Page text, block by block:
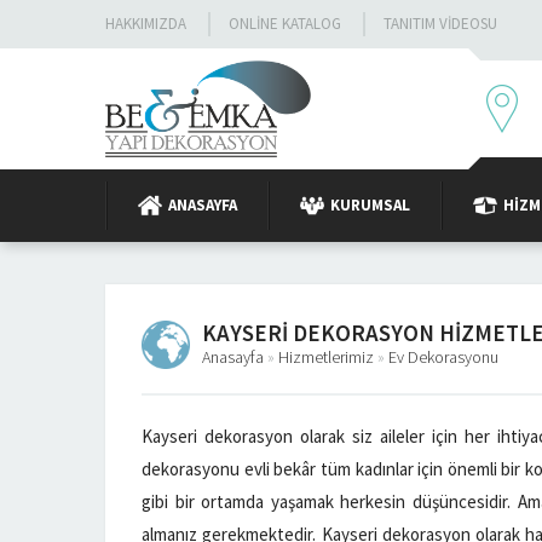
HAKKIMIZDA ONLINE KATALOG TANITIM VIDEOSU
ANASAYFA KURUMSAL
KAYSERI DEKORASYON
Anasayfa » Hizmetlerimiz » Ev Dekorasyonu
Kayseri dekorasyon olarak siz aileler için her
dekorasyonu evli bekâr tüm kadınlar için önemli bir
gibi bir ortamda yaşamak herkesin düşüncesidir.
almanız gerekmektedir. Kayseri dekorasyon olarak